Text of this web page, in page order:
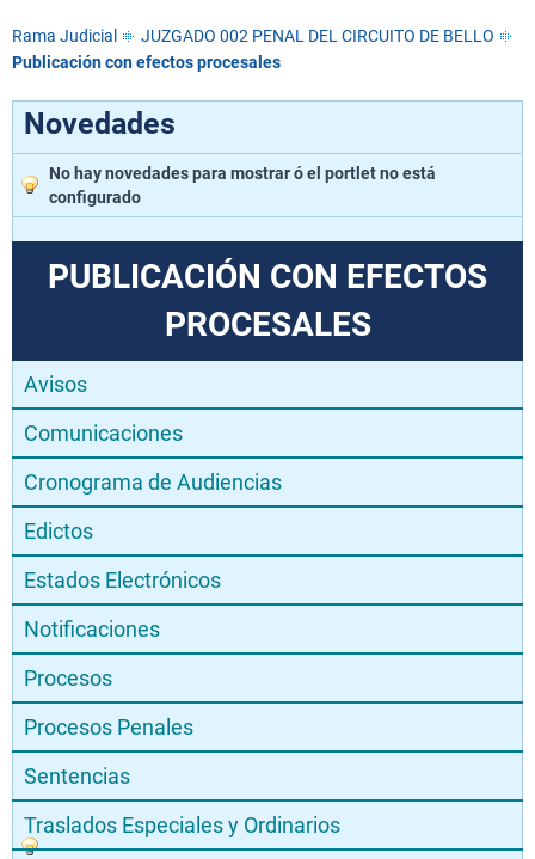
Rama Judicial
JUZGADO 002 PENAL DEL CIRCUITO DE BELLO
Publicación con efectos procesales
Novedades
No hay novedades para mostrar ó el portlet no está
configurado
PUBLICACIÓN CON EFECTOS
PROCESALES
Avisos
Comunicaciones
Cronograma de Audiencias
Edictos
Estados Electrónicos
Notificaciones
Procesos
Procesos Penales
Sentencias
Traslados Especiales y Ordinarios